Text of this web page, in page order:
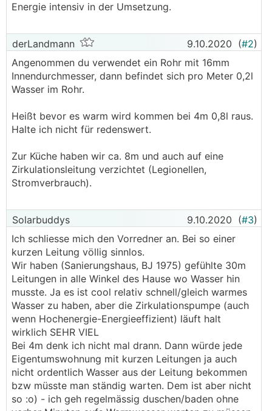
Energie intensiv in der Umsetzung.
derLandmann 9.10.2020 (#2)
Angenommen du verwendet ein Rohr mit 16mm
Innendurchmesser, dann befindet sich pro Meter 0,2l
Wasser im Rohr.
Heißt bevor es warm wird kommen bei 4m 0,8l raus.
Halte ich nicht für redenswert.
Zur Küche haben wir ca. 8m und auch auf eine
Zirkulationsleitung verzichtet (Legionellen,
Stromverbrauch).
Solarbuddys 9.10.2020 (#3)
Ich schliesse mich den Vorredner an. Bei so einer
kurzen Leitung völlig sinnlos.
Wir haben (Sanierungshaus, BJ 1975) gefühlte 30m
Leitungen in alle Winkel des Hause wo Wasser hin
musste. Ja es ist cool relativ schnell/gleich warmes
Wasser zu haben, aber die Zirkulationspumpe (auch
wenn Hochenergie-Energieeffizient) läuft halt
wirklich SEHR VIEL
Bei 4m denk ich nicht mal drann. Dann würde jede
Eigentumswohnung mit kurzen Leitungen ja auch
nicht ordentlich Wasser aus der Leitung bekommen
bzw müsste man ständig warten. Dem ist aber nicht
so :o) - ich geh regelmässig duschen/baden ohne